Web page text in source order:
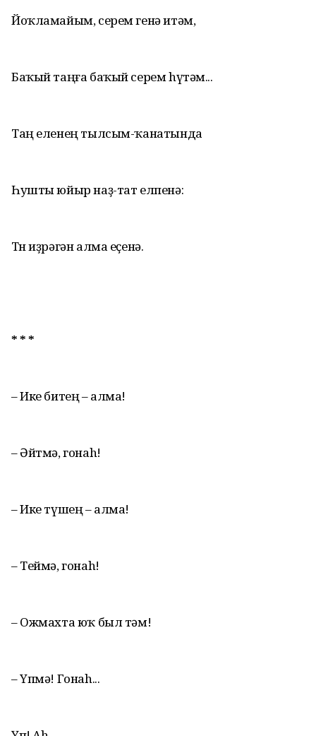
Йоҡламайым, серем генә итәм,
Баҡый таңға баҡый серем hүтәм...
Таң еленең тылсым-ҡанатында
Һушты юйыр наҙ-тат елпенә:
Төн иҙрәгән алма еҫенә.
* * *
– Ике битең – алма!
– Әйтмә, гонаh!
– Ике түшең – алма!
– Теймә, гонаh!
– Ожмахта юҡ был тәм!
– Үпмә! Гонаh...